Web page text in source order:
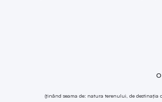
(ţinând seama de: natura terenului, de destinaţia